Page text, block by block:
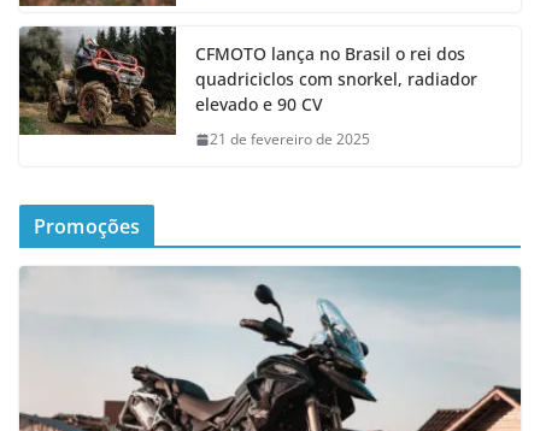
CFMOTO lança no Brasil o rei dos
quadriciclos com snorkel, radiador
elevado e 90 CV
21 de fevereiro de 2025
Promoções